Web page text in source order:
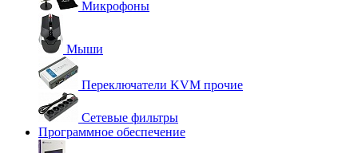
Микрофоны
Мыши
Переключатели KVM прочие
Сетевые фильтры
Программное обеспечение